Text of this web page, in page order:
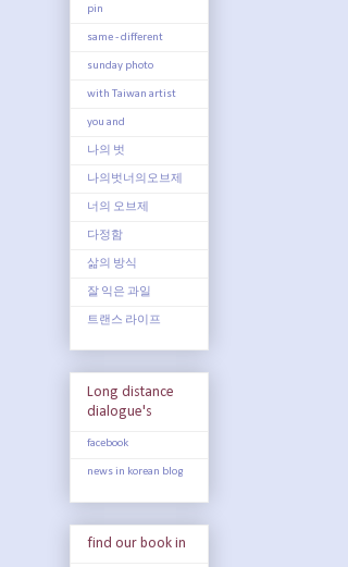
pin
same - different
sunday photo
with Taiwan artist
you and
나의 벗
나의벗너의오브제
너의 오브제
다정함
삶의 방식
잘 익은 과일
트랜스 라이프
Long distance
dialogue's
facebook
news in korean blog
find our book in